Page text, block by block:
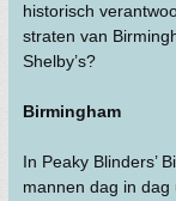
historisch
straten van
Shelby’s?
Birmingham
In Peaky Blinders’
mannen dag in dag